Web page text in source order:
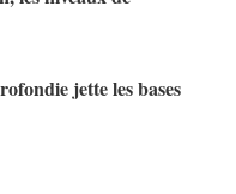
jette les bases